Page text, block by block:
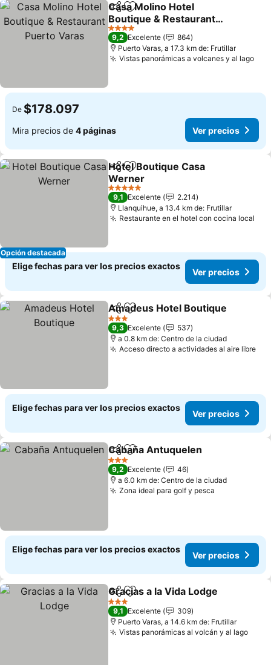
CompartirAgregar a favoritos
Casa Molino Hotel
Boutique & Restaurant
Puerto Varas
Ver precios
4 Estrellas
9,2 Excelente
864
Puerto Varas, a 17.3 km de: Frutillar
Vistas panorámicas a volcanes y al lago
De $178.097
Mira precios de 4 páginas Ver precios
Opción destacada
CompartirAgregar a favoritos
Hotel Boutique Casa
Werner
Ver precios
5 Estrellas
9,1 Excelente
2.214
Llanquihue, a 13.4 km de: Frutillar
Restaurante en el hotel con cocina local
Elige fechas para ver los precios exactos
Ver precios
CompartirAgregar a favoritos
Amadeus Hotel Boutique
3 Estrellas
9,3 Excelente
537
a 0.8 km de: Centro de la ciudad
Acceso directo a actividades al aire libre
Elige fechas para ver los precios exactos
Ver precios
CompartirAgregar a favoritos
Cabaña Antuquelen
3 Estrellas
9,2 Excelente
46
a 6.0 km de: Centro de la ciudad
Zona ideal para golf y pesca
Elige fechas para ver los precios exactos
Ver precios
CompartirAgregar a favoritos
Gracias a la Vida Lodge
3 Estrellas
9,1 Excelente
309
Puerto Varas, a 14.6 km de: Frutillar
Vistas panorámicas al volcán y al lagoVer